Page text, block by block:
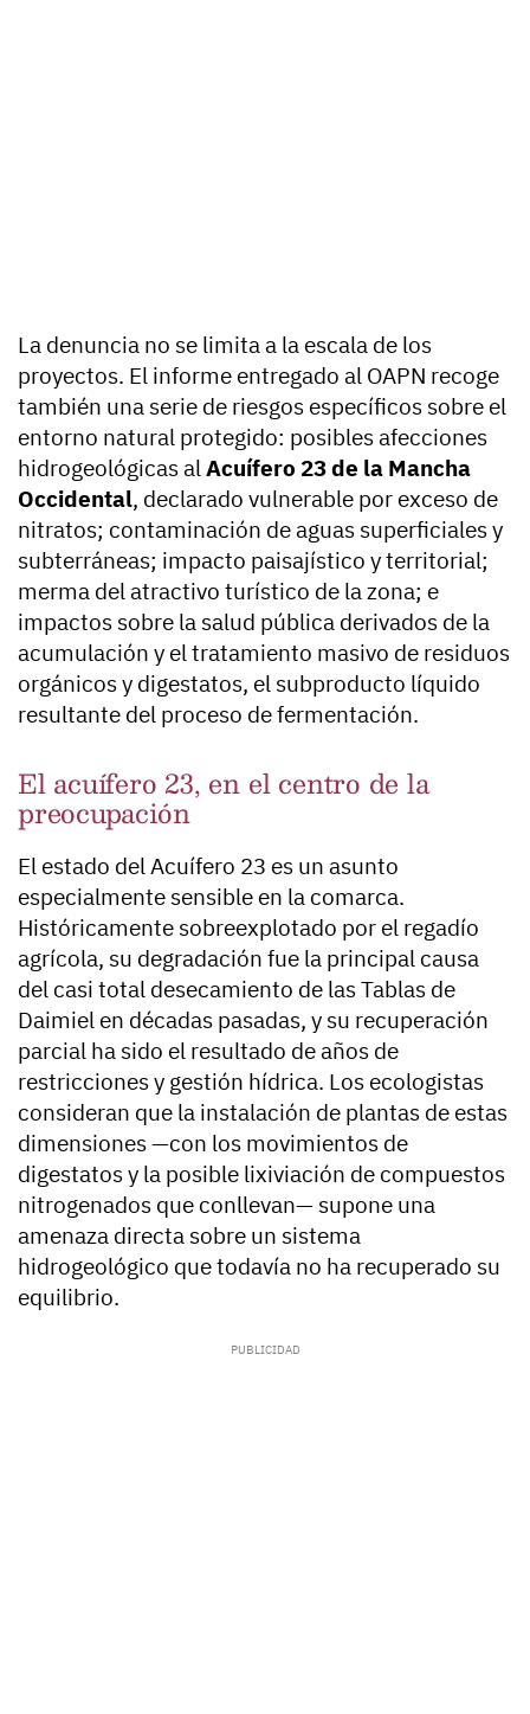
La denuncia no se limita a la escala de los
proyectos. El informe entregado al OAPN recoge
también una serie de riesgos específicos sobre el
entorno natural protegido: posibles afecciones
hidrogeológicas al Acuífero 23 de la Mancha
Occidental, declarado vulnerable por exceso de
nitratos; contaminación de aguas superficiales y
subterráneas; impacto paisajístico y territorial;
merma del atractivo turístico de la zona; e
impactos sobre la salud pública derivados de la
acumulación y el tratamiento masivo de residuos
orgánicos y digestatos, el subproducto líquido
resultante del proceso de fermentación.
El acuífero 23, en el centro de la
preocupación
El estado del Acuífero 23 es un asunto
especialmente sensible en la comarca.
Históricamente sobreexplotado por el regadío
agrícola, su degradación fue la principal causa
del casi total desecamiento de las Tablas de
Daimiel en décadas pasadas, y su recuperación
parcial ha sido el resultado de años de
restricciones y gestión hídrica. Los ecologistas
consideran que la instalación de plantas de estas
dimensiones —con los movimientos de
digestatos y la posible lixiviación de compuestos
nitrogenados que conllevan— supone una
amenaza directa sobre un sistema
hidrogeológico que todavía no ha recuperado su
equilibrio.